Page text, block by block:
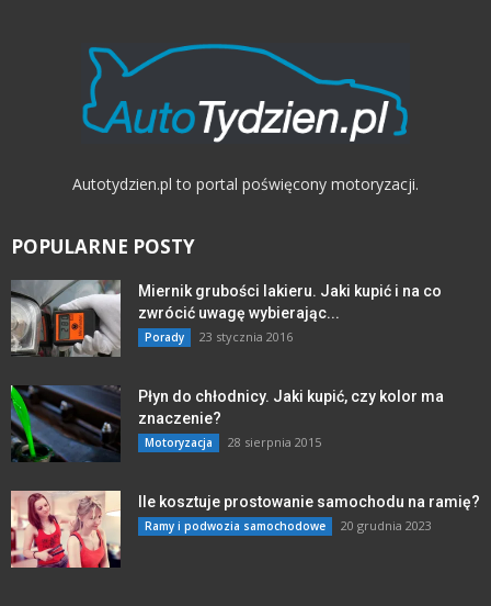
Autotydzien.pl to portal poświęcony motoryzacji.
POPULARNE POSTY
Miernik grubości lakieru. Jaki kupić i na co
zwrócić uwagę wybierając...
Porady 23 stycznia 2016
Płyn do chłodnicy. Jaki kupić, czy kolor ma
znaczenie?
Motoryzacja 28 sierpnia 2015
Ile kosztuje prostowanie samochodu na ramię?
Ramy i podwozia samochodowe 20 grudnia 2023